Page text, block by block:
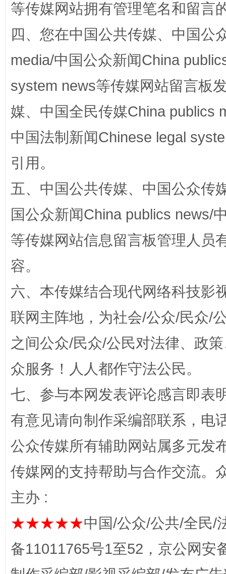
东山县通报“牛蛙产品抗生素超标问题” 法
千年窑火 生生不息 一
揭开“小金库”的免责幌子
等传媒网站拥有管理笔名和留言
四、您在中国公共传媒、中国公
media/中国公众新闻China
system news等传媒网站留言板
媒、中国全民传媒China publics
中国法制新闻Chinese legal
引用。
五、中国公共传媒、中国公众传
国公众新闻China publics news/
等传媒网站信息留言板管理人员
容。
六、本传媒结合现代网络科技影
联网主阵地，为社会/公众/民众/
之间公众/民众/公民对法律、政
众服务！人人都作守法公民。
七、参与本网发表评论感言即表
有意见请向制作采编部联系，电
公众传媒所有辅助网站属多元发
传媒网的支持帮助与合作交流。
主办 :
★★★★★中国/公众/公共/全民/
备11011765号1至52，京公网安